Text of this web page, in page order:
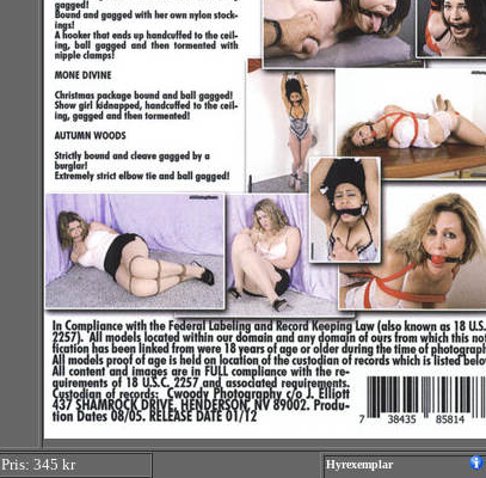
Pris: 345 kr
Hyrexemplar